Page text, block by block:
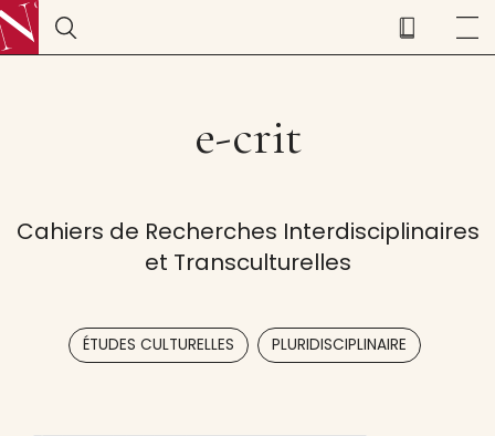
e-crit
Cahiers de Recherches Interdisciplinaires
et Transculturelles
ÉTUDES CULTURELLES PLURIDISCIPLINAIRE